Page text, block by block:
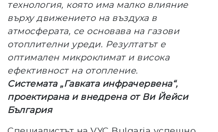
технология, която има малко влияние
върху движението на въздуха в
атмосферата, се основава на газови
отоплителни уреди. Резултатът е
оптимален микроклимат и висока
ефективност на отопление.
Системата „Гавката инфрачервена“,
проектирана и внедрена от Ви Йейси
България